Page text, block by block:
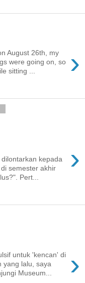
›
August 26th, my
were going on, so
sitting ...
›
kepada
semester akhir
Pert...
›
untuk 'kencan' di
yang lalu, saya
Museum...